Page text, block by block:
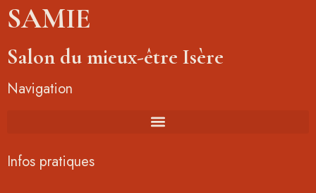
SAMIE
Salon du mieux-être Isère
Navigation
Infos pratiques